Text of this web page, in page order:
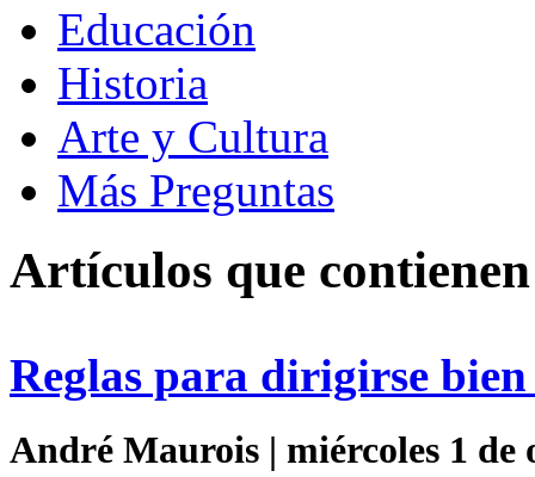
Educación
Historia
Arte y Cultura
Más Preguntas
Artículos que
Reglas para dirigirse
André Maurois | miércoles 1 de